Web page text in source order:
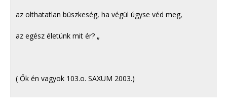
az olthatatlan büszkeség, ha végül úgyse véd meg,
az egész életünk mit ér? „
( Ők én vagyok 103.o. SAXUM 2003.)